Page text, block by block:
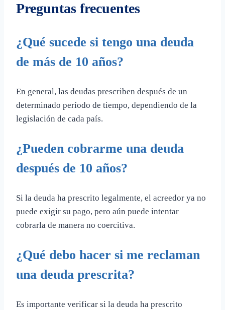
Preguntas frecuentes
¿Qué sucede si tengo una deuda
de más de 10 años?
En general, las deudas prescriben después de un
determinado período de tiempo, dependiendo de la
legislación de cada país.
¿Pueden cobrarme una deuda
después de 10 años?
Si la deuda ha prescrito legalmente, el acreedor ya no
puede exigir su pago, pero aún puede intentar
cobrarla de manera no coercitiva.
¿Qué debo hacer si me reclaman
una deuda prescrita?
Es importante verificar si la deuda ha prescrito